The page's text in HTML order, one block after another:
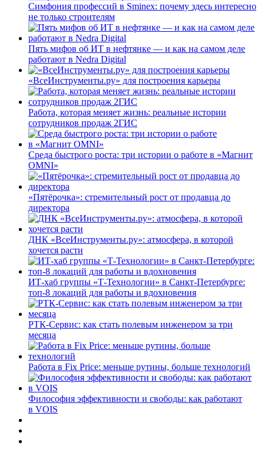
Симфония профессий в Sminex: почему здесь интересно
не только строителям
Пять мифов об ИТ в нефтянке — и как на самом деле
работают в Nedra Digital
«ВсеИнструменты.ру» для построения карьеры
Работа, которая меняет жизнь: реальные истории
сотрудников продаж 2ГИС
Среда быстрого роста: три истории о работе в «Магнит
OMNI»
«Пятёрочка»: стремительный рост от продавца до
директора
ДНК «ВсеИнструменты.ру»: атмосфера, в которой
хочется расти
ИТ-хаб группы «Т-Технологии» в Санкт-Петербурге:
топ-8 локаций для работы и вдохновения
РТК-Сервис: как стать полевым инженером за три
месяца
Работа в Fix Price: меньше рутины, больше технологий
Философия эффективности и свободы: как работают
в VOIS